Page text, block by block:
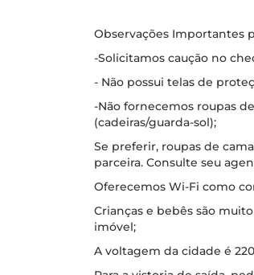
Observações Importantes
-Solicitamos caução no
- Não possui telas de
-Não fornecemos roupas
(cadeiras/guarda-sol);
Se preferir, roupas de
parceira. Consulte seu
Oferecemos Wi-Fi como
Crianças e bebês são
imóvel;
A voltagem da cidade é